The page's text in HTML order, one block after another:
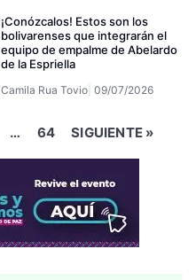
¡Conózcalos! Estos son los
bolivarenses que integrarán el
equipo de empalme de Abelardo
de la Espriella
Camila Rua Tovio 09/07/2026
… 64 SIGUIENTE »